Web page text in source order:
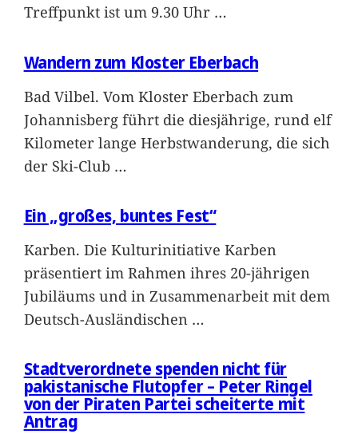
Treffpunkt ist um 9.30 Uhr …
Wandern zum Kloster Eberbach
Bad Vilbel. Vom Kloster Eberbach zum
Johannisberg führt die diesjährige, rund elf
Kilometer lange Herbstwanderung, die sich
der Ski-Club …
Ein „großes, buntes Fest“
Karben. Die Kulturinitiative Karben
präsentiert im Rahmen ihres 20-jährigen
Jubiläums und in Zusammenarbeit mit dem
Deutsch-Ausländischen …
Stadtverordnete spenden nicht für
pakistanische Flutopfer – Peter Ringel
von der Piraten Partei scheiterte mit
Antrag